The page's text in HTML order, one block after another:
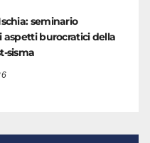
seminario
aspetti burocratici della
sisma